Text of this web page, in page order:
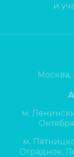
и
Москва,
м.
м.
Отрадное,